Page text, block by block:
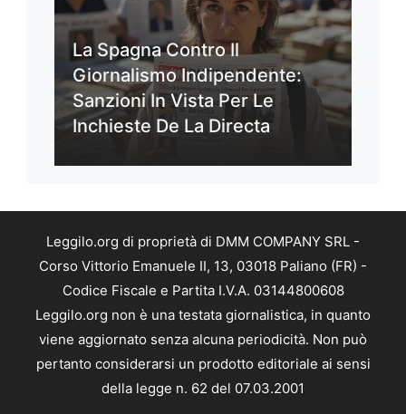
La Spagna Contro Il
Giornalismo Indipendente:
Sanzioni In Vista Per Le
Inchieste De La Directa
Leggilo.org di proprietà di DMM COMPANY SRL -
Corso Vittorio Emanuele II, 13, 03018 Paliano (FR) -
Codice Fiscale e Partita I.V.A. 03144800608
Leggilo.org non è una testata giornalistica, in quanto
viene aggiornato senza alcuna periodicità. Non può
pertanto considerarsi un prodotto editoriale ai sensi
della legge n. 62 del 07.03.2001